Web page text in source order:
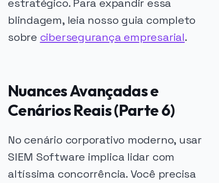
estratégico. Para expandir essa
blindagem, leia nosso guia completo
sobre cibersegurança empresarial.
Nuances Avançadas e
Cenários Reais (Parte 6)
No cenário corporativo moderno, usar
SIEM Software implica lidar com
altíssima concorrência. Você precisa